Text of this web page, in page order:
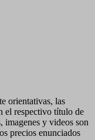
orientativas, las
el respectivo título de
imagenes y videos son
precios enunciados